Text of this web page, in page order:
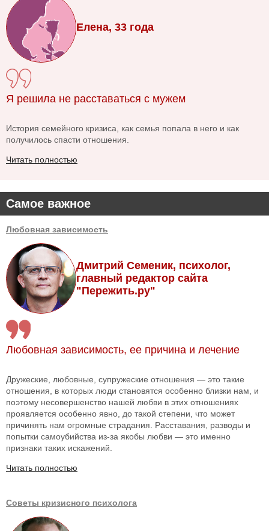
Самое важное
Любовная зависимость
Дмитрий Семеник, психолог,
главный редактор сайта
"Пережить.ру"
Любовная зависимость, ее причина и лечение
Дружеские, любовные, супружеские отношения — это такие
отношения, в которых люди становятся особенно близки нам, и
поэтому несовершенство нашей любви в этих отношениях
проявляется особенно явно, до такой степени, что может
причинять нам огромные страдания. Расставания, разводы и
попытки самоубийства из-за якобы любви — это именно
признаки таких искажений.
Читать полностью
Советы кризисного психолога
Елена, 33 года
Я решила не расставаться с мужем
История семейного кризиса, как семья попала в него и как
получилось спасти отношения.
Читать полностью